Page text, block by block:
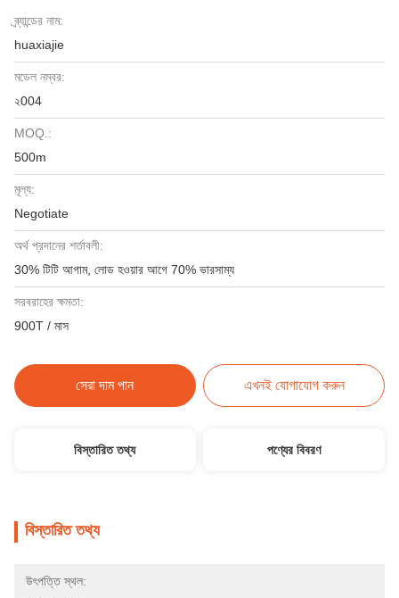
ব্র্যান্ডের নাম:
huaxiajie
মডেল নম্বর:
২004
MOQ.:
500m
মূল্য:
Negotiate
অর্থ প্রদানের শর্তাবলী:
30% টিটি আগাম, লোড হওয়ার আগে 70% ভারসাম্য
সরবরাহের ক্ষমতা:
900T / মাস
সেরা দাম পান এখনই যোগাযোগ করুন
বিস্তারিত তথ্য পণ্যের বিবরণ
বিস্তারিত তথ্য
উৎপত্তি স্থল: